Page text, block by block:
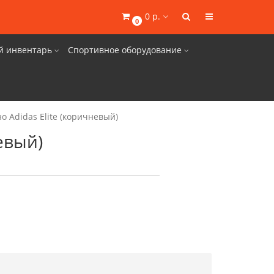
0 0 р.
инвентарь Спортивное оборудование
Adidas Elite (коричневый)